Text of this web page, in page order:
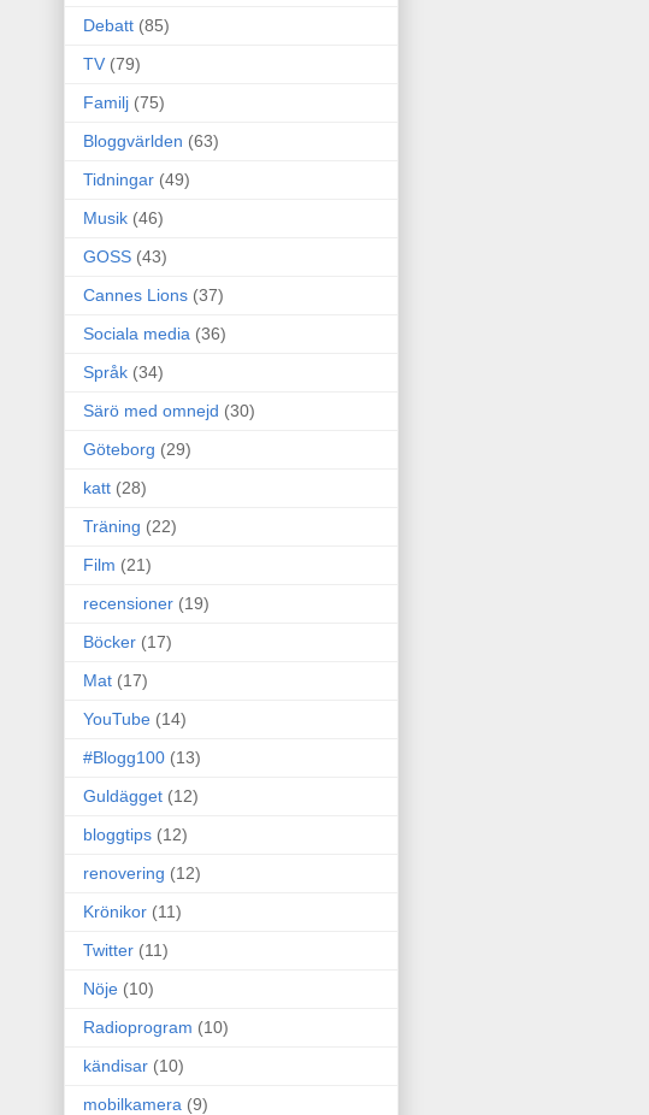
Debatt (85)
TV (79)
Familj (75)
Bloggvärlden (63)
Tidningar (49)
Musik (46)
GOSS (43)
Cannes Lions (37)
Sociala media (36)
Språk (34)
Särö med omnejd (30)
Göteborg (29)
katt (28)
Träning (22)
Film (21)
recensioner (19)
Böcker (17)
Mat (17)
YouTube (14)
#Blogg100 (13)
Guldägget (12)
bloggtips (12)
renovering (12)
Krönikor (11)
Twitter (11)
Nöje (10)
Radioprogram (10)
kändisar (10)
mobilkamera (9)